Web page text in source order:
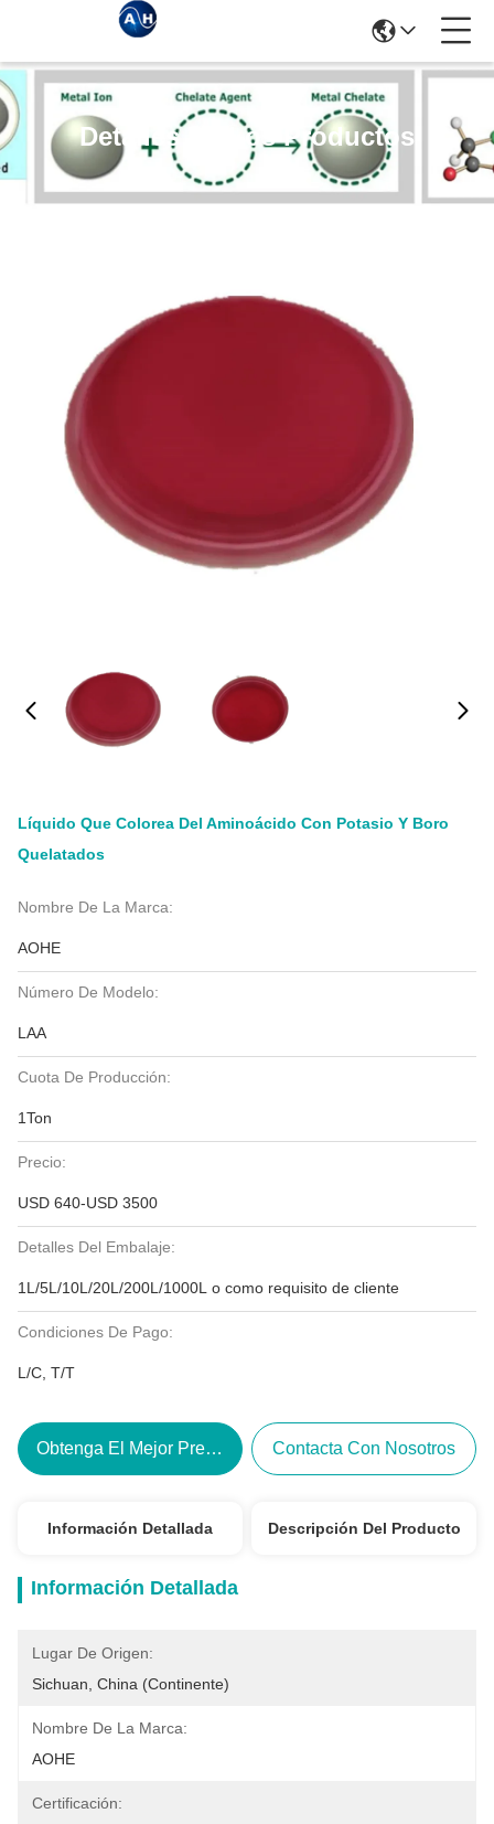
Detalles De Los Productos
Líquido Que Colorea Del Aminoácido Con Potasio Y Boro
Quelatados
Nombre De La Marca:
AOHE
Número De Modelo:
LAA
Cuota De Producción:
1Ton
Precio:
USD 640-USD 3500
Detalles Del Embalaje:
1L/5L/10L/20L/200L/1000L o como requisito de cliente
Condiciones De Pago:
L/C, T/T
Obtenga El Mejor Precio Contacta Con Nosotros
Información Detallada Descripción Del Producto
Información Detallada
Lugar De Origen:
Sichuan, China (continente)
Nombre De La Marca:
AOHE
Certificación: